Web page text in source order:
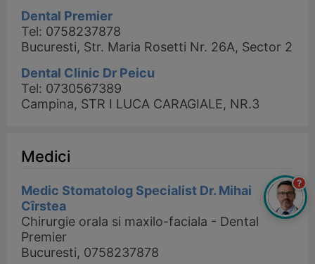
Dental Premier
Tel: 0758237878
Bucuresti, Str. Maria Rosetti Nr. 26A, Sector 2
Dental Clinic Dr Peicu
Tel: 0730567389
Campina, STR I LUCA CARAGIALE, NR.3
Medici
Medic Stomatolog Specialist Dr. Mihai
Cîrstea
Chirurgie orala si maxilo-faciala - Dental
Premier
Bucuresti, 0758237878
?